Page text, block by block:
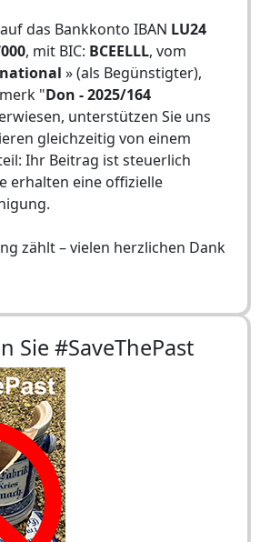
das Bankkonto IBAN LU24
, mit BIC: BCEELLL, vom
» (als Begünstigter),
"Don - 2025/164
unterstützen Sie uns
gleichzeitig von einem
Ihr Beitrag ist steuerlich
erhalten eine offizielle
zählt – vielen herzlichen Dank
Sie #SaveThePast